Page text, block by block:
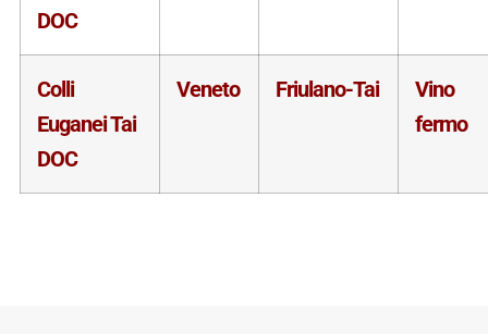
DOC
Colli
Euganei Tai
DOC
Veneto Friulano-Tai
Vino
fermo